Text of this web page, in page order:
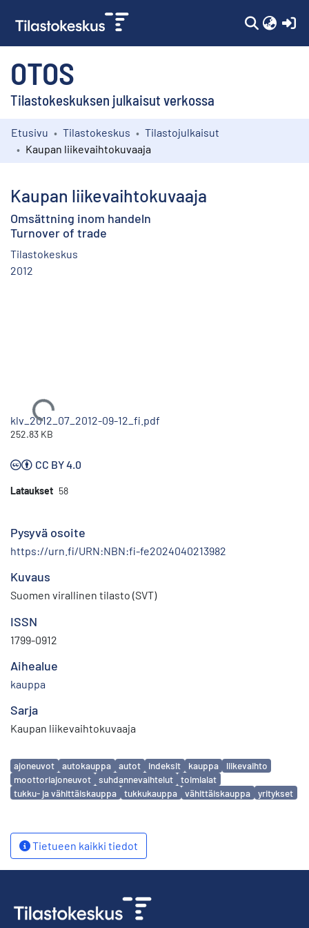
OTOS
Tilastokeskuksen julkaisut verkossa
Kokoelmat
Etusivu Tilastokeskus
Tilastojulkaisut
Kaupan liikevaihtokuvaaja
Kaupan liikevaihtokuvaaja
Omsättning inom handeln
Turnover of trade
Tilastokeskus
2012
Ladataan...
klv_2012_07_2012-09-12_fi.pdf
252.83 KB
CC BY 4.0
Lataukset 58
Pysyvä osoite
https://urn.fi/URN:NBN:fi-fe2024040213982
Kuvaus
Suomen virallinen tilasto (SVT)
ISSN
1799-0912
Aihealue
kauppa
Sarja
Kaupan liikevaihtokuvaaja
Avainsanat
ajoneuvot autokauppa autot indeksit kauppa
liikevaihto
moottoriajoneuvot
suhdannevaihtelut
toimialat
tukku- ja vähittäiskauppa
tukkukauppa vähittäiskauppa yritykset
Tietueen kaikki tiedot